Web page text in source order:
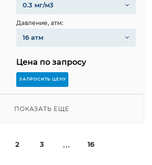
Цена по запросу
ЗАПРОСИТЬ ЦЕНУ
0.3 мг/м3
Давление, атм:
16 атм
ПОКАЗАТЬ ЕЩЕ
2 3 16